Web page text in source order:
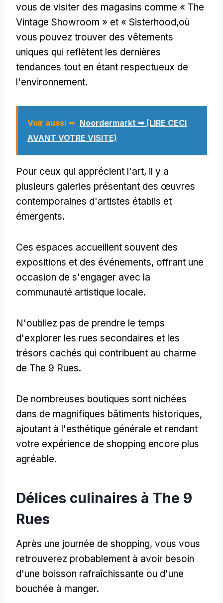
vous de visiter des magasins comme « The
Vintage Showroom » et « Sisterhood,où
vous pouvez trouver des vêtements
uniques qui reflètent les dernières
tendances tout en étant respectueux de
l'environnement.
Voir aussi ➥ Noordermarkt ➥ (LIRE CECI
AVANT VOTRE VISITE)
Pour ceux qui apprécient l'art, il y a
plusieurs galeries présentant des œuvres
contemporaines d'artistes établis et
émergents.
Ces espaces accueillent souvent des
expositions et des événements, offrant une
occasion de s'engager avec la
communauté artistique locale.
N'oubliez pas de prendre le temps
d'explorer les rues secondaires et les
trésors cachés qui contribuent au charme
de The 9 Rues.
De nombreuses boutiques sont nichées
dans de magnifiques bâtiments historiques,
ajoutant à l'esthétique générale et rendant
votre expérience de shopping encore plus
agréable.
Délices culinaires à The 9
Rues
Après une journée de shopping, vous vous
retrouverez probablement à avoir besoin
d'une boisson rafraîchissante ou d'une
bouchée à manger.